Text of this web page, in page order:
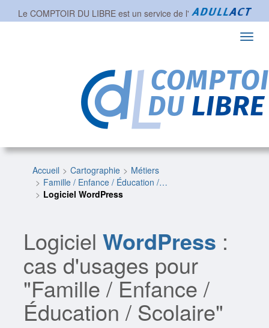
Le COMPTOIR DU LIBRE est un service de l'
Accueil Cartographie
Métiers
Famille / Enfance / Éducation /…
Logiciel WordPress
LogicielWordPress :
cas d'usages pour
"Famille / Enfance /
Éducation / Scolaire"